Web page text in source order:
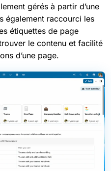
gérés à partir d’une
également raccourci les
étiquettes de page
le contenu et facilité
d’une page.